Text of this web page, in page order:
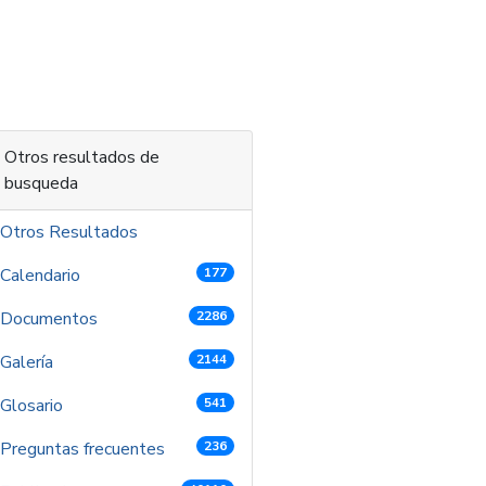
Otros resultados de
busqueda
Otros Resultados
Calendario
177
Documentos 2286
Galería 2144
Glosario 541
Preguntas frecuentes 236